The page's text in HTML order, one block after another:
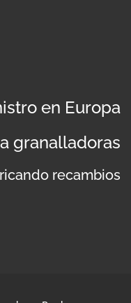
en Europa
granalladoras
recambios